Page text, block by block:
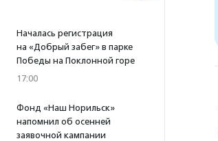
Началась регистрация
на «Добрый забег» в парке
Победы на Поклонной горе
17:00
Фонд «Наш Норильск»
напомнил об осенней
заявочной кампании